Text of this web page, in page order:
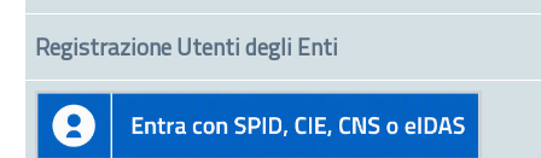
Registrazione Utenti degli Enti